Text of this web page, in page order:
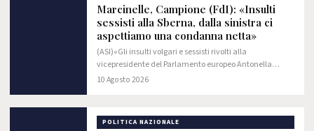
Marcinelle, Campione (FdI): «Insulti
sessisti alla Sberna, dalla sinistra ci
aspettiamo una condanna netta»
(ASI)«Gli insulti volgari e sessisti rivolti alla
vicepresidente del Parlamento europeo Antonella
Sberna, riferiti dal presidente del Senato Ignazio La
10 Agosto 2026
POLITICA NAZIONALE